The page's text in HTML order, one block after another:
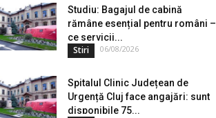
Studiu: Bagajul de cabină
rămâne esențial pentru români –
ce servicii...
Stiri 06/08/2026
Spitalul Clinic Județean de
Urgență Cluj face angajări: sunt
disponibile 75...